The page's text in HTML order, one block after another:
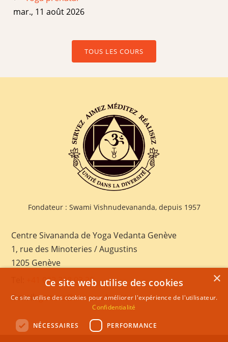
mar., 11 août 2026
TOUS LES COURS
Fondateur : Swami Vishnudevananda, depuis 1957
Centre Sivananda de Yoga Vedanta Genève
1, rue des Minoteries / Augustins
1205 Genève
+41 022 328 03 28
E-mail:geneva@sivananda.net
×
Ce site web utilise des cookies
Ce site utilise des cookies pour améliorer l'expérience de l'utilisateur.
Confidentialité
NÉCESSAIRES PERFORMANCE